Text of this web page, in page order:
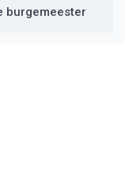
burgemeester